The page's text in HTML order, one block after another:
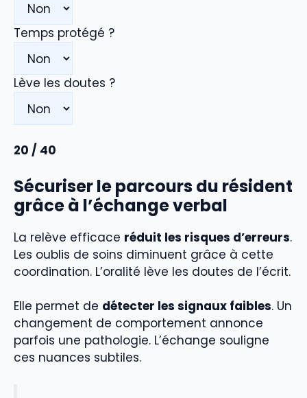
Temps protégé ?
Lève les doutes ?
20 / 40
Sécuriser le parcours du résident
grâce à l’échange verbal
La relève efficace réduit les risques d’erreurs.
Les oublis de soins diminuent grâce à cette
coordination. L’oralité lève les doutes de l’écrit.
Elle permet de détecter les signaux faibles. Un
changement de comportement annonce
parfois une pathologie. L’échange souligne
ces nuances subtiles.